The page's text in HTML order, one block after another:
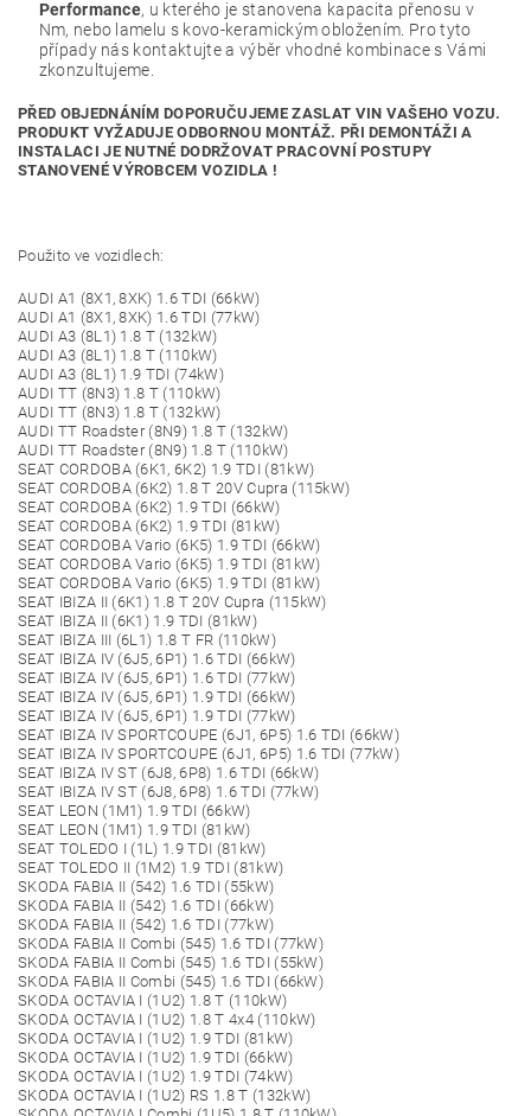
Performance, u kterého je stanovena kapacita přenosu v
Nm, nebo lamelu s kovo-keramickým obložením. Pro tyto
případy nás kontaktujte a výběr vhodné kombinace s Vámi
zkonzultujeme.
PŘED OBJEDNÁNÍM DOPORUČUJEME ZASLAT VIN VAŠEHO VOZU.
PRODUKT VYŽADUJE ODBORNOU MONTÁŽ. PŘI DEMONTÁŽI A
INSTALACI JE NUTNÉ DODRŽOVAT PRACOVNÍ POSTUPY
STANOVENÉ VÝROBCEM VOZIDLA !
Použito ve vozidlech:
AUDI A1 (8X1, 8XK) 1.6 TDI (66kW)
AUDI A1 (8X1, 8XK) 1.6 TDI (77kW)
AUDI A3 (8L1) 1.8 T (132kW)
AUDI A3 (8L1) 1.8 T (110kW)
AUDI A3 (8L1) 1.9 TDI (74kW)
AUDI TT (8N3) 1.8 T (110kW)
AUDI TT (8N3) 1.8 T (132kW)
AUDI TT Roadster (8N9) 1.8 T (132kW)
AUDI TT Roadster (8N9) 1.8 T (110kW)
SEAT CORDOBA (6K1, 6K2) 1.9 TDI (81kW)
SEAT CORDOBA (6K2) 1.8 T 20V Cupra (115kW)
SEAT CORDOBA (6K2) 1.9 TDI (66kW)
SEAT CORDOBA (6K2) 1.9 TDI (81kW)
SEAT CORDOBA Vario (6K5) 1.9 TDI (66kW)
SEAT CORDOBA Vario (6K5) 1.9 TDI (81kW)
SEAT CORDOBA Vario (6K5) 1.9 TDI (81kW)
SEAT IBIZA II (6K1) 1.8 T 20V Cupra (115kW)
SEAT IBIZA II (6K1) 1.9 TDI (81kW)
SEAT IBIZA III (6L1) 1.8 T FR (110kW)
SEAT IBIZA IV (6J5, 6P1) 1.6 TDI (66kW)
SEAT IBIZA IV (6J5, 6P1) 1.6 TDI (77kW)
SEAT IBIZA IV (6J5, 6P1) 1.9 TDI (66kW)
SEAT IBIZA IV (6J5, 6P1) 1.9 TDI (77kW)
SEAT IBIZA IV SPORTCOUPE (6J1, 6P5) 1.6 TDI (66kW)
SEAT IBIZA IV SPORTCOUPE (6J1, 6P5) 1.6 TDI (77kW)
SEAT IBIZA IV ST (6J8, 6P8) 1.6 TDI (66kW)
SEAT IBIZA IV ST (6J8, 6P8) 1.6 TDI (77kW)
SEAT LEON (1M1) 1.9 TDI (66kW)
SEAT LEON (1M1) 1.9 TDI (81kW)
SEAT TOLEDO I (1L) 1.9 TDI (81kW)
SEAT TOLEDO II (1M2) 1.9 TDI (81kW)
SKODA FABIA II (542) 1.6 TDI (55kW)
SKODA FABIA II (542) 1.6 TDI (66kW)
SKODA FABIA II (542) 1.6 TDI (77kW)
SKODA FABIA II Combi (545) 1.6 TDI (77kW)
SKODA FABIA II Combi (545) 1.6 TDI (55kW)
SKODA FABIA II Combi (545) 1.6 TDI (66kW)
SKODA OCTAVIA I (1U2) 1.8 T (110kW)
SKODA OCTAVIA I (1U2) 1.8 T 4x4 (110kW)
SKODA OCTAVIA I (1U2) 1.9 TDI (81kW)
SKODA OCTAVIA I (1U2) 1.9 TDI (66kW)
SKODA OCTAVIA I (1U2) 1.9 TDI (74kW)
SKODA OCTAVIA I (1U2) RS 1.8 T (132kW)